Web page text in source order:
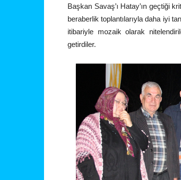
Başkan Savaş’ı Hatay’ın geçtiği
beraberlik toplantılarıyla daha iyi
itibariyle mozaik olarak
getirdiler.